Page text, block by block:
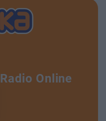
Radio Online